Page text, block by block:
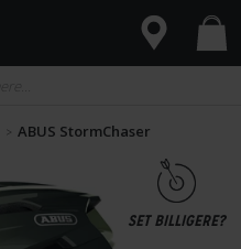
> ABUS StormChaser
SET BILLIGERE?